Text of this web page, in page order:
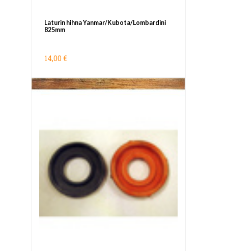
Laturin hihna Yanmar/Kubota/Lombardini
825mm
14,00 €